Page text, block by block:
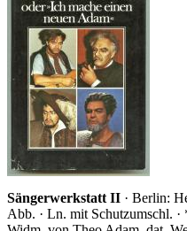
Sängerwerkstatt II · Berlin:
Abb. · Ln. mit Schutzumschl.